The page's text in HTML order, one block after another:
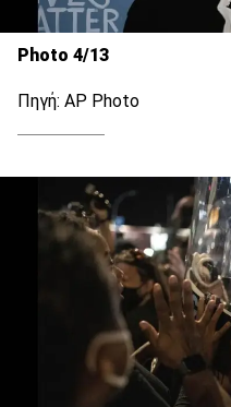
Photo 4/13
Πηγή: AP Photo